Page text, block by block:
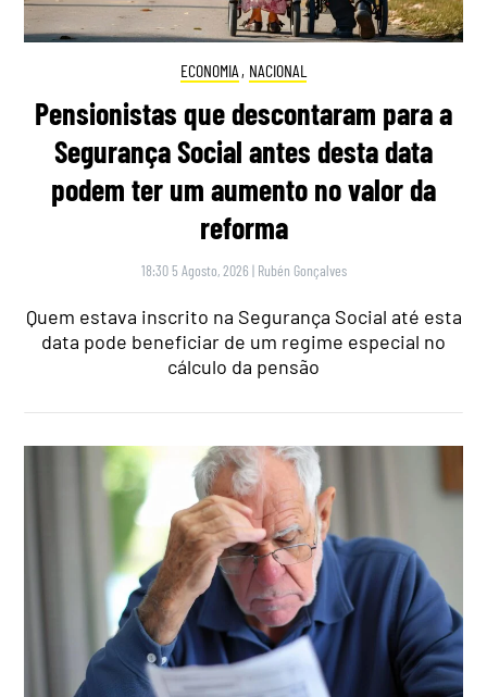
ECONOMIA , NACIONAL
Pensionistas que descontaram para a
Segurança Social antes desta data
podem ter um aumento no valor da
reforma
18:30 5 Agosto, 2026 | Rubén Gonçalves
Quem estava inscrito na Segurança Social até esta
data pode beneficiar de um regime especial no
cálculo da pensão